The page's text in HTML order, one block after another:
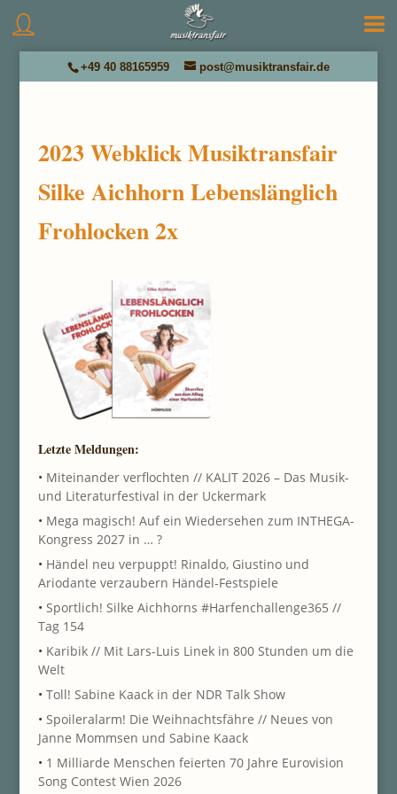
+49 40 88165959 post@musiktransfair.de
2023 Webklick Musiktransfair
Silke Aichhorn Lebenslänglich
Frohlocken 2x
Letzte Meldungen:
• Miteinander verflochten // KALIT 2026 – Das Musik-
und Literaturfestival in der Uckermark
• Mega magisch! Auf ein Wiedersehen zum INTHEGA-
Kongress 2027 in … ?
• Händel neu verpuppt! Rinaldo, Giustino und
Ariodante verzaubern Händel-Festspiele
• Sportlich! Silke Aichhorns #Harfenchallenge365 //
Tag 154
• Karibik // Mit Lars-Luis Linek in 800 Stunden um die
Welt
• Toll! Sabine Kaack in der NDR Talk Show
• Spoileralarm! Die Weihnachtsfähre // Neues von
Janne Mommsen und Sabine Kaack
• 1 Milliarde Menschen feierten 70 Jahre Eurovision
Song Contest Wien 2026